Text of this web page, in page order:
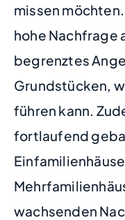
missen
hohe Nachfrage
begrenztes
Grundstücken,
führen kann.
fortlaufend
wachsenden